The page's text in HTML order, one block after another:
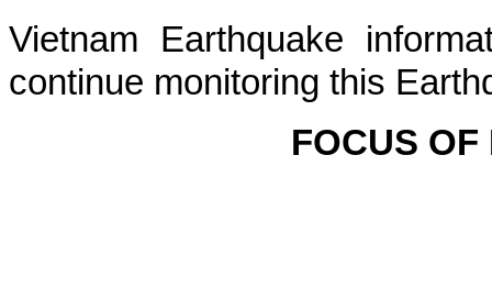
Vietnam Earthquake
continue monitoring this
FOCUS